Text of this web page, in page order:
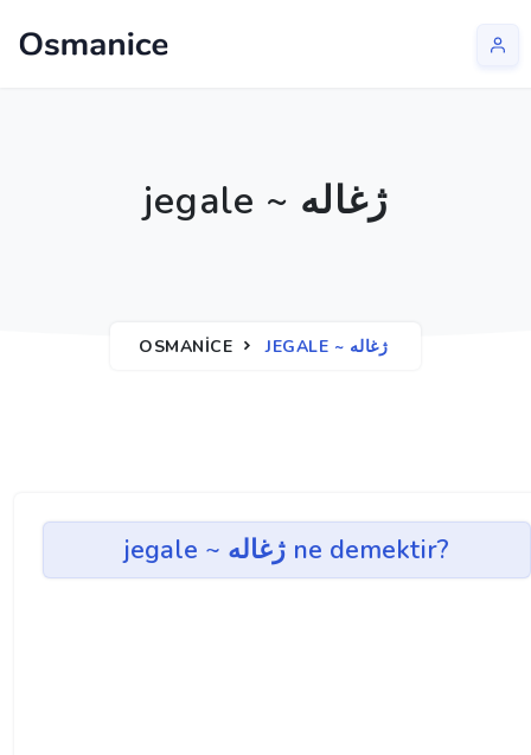
jegale ~ ژغاله
OSMANICE JEGALE ~ ژغاله
jegale ~ ژغاله ne demektir?